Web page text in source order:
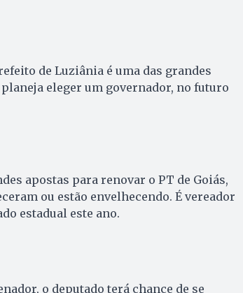
de Luziânia é uma das grandes
eleger um governador, no futuro
apostas para renovar o PT de Goiás,
ou estão envelhecendo. É vereador
estadual este ano.
o deputado terá chance de se